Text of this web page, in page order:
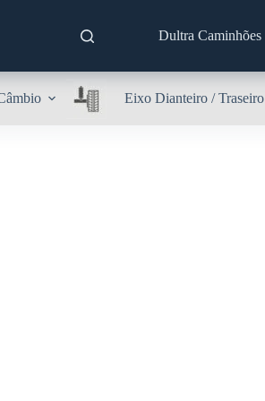
Dultra Caminhões
Eixo Dianteiro / Traseiro